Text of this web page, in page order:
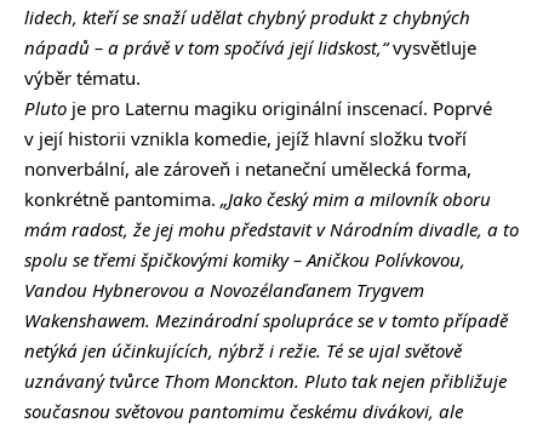
lidech, kteří se snaží udělat chybný produkt z chybných
nápadů – a právě v tom spočívá její lidskost,“vysvětluje
výběr tématu.
Pluto je pro Laternu magiku originální inscenací. Poprvé
v její historii vznikla komedie, jejíž hlavní složku tvoří
nonverbální, ale zároveň i netaneční umělecká forma,
konkrétně pantomima. „Jako český mim a milovník oboru
mám radost, že jej mohu představit v Národním divadle, a to
spolu se třemi špičkovými komiky – Aničkou Polívkovou,
Vandou Hybnerovou a Novozélanďanem Trygvem
Wakenshawem. Mezinárodní spolupráce se v tomto případě
netýká jen účinkujících, nýbrž i režie. Té se ujal světově
uznávaný tvůrce Thom Monckton. Pluto tak nejen přibližuje
současnou světovou pantomimu českému divákovi, ale